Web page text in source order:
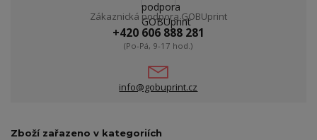
Zákaznická podpora GOBUprint
+420 606 888 281
(Po-Pá, 9-17 hod.)
info@gobuprint.cz
Zboží zařazeno v kategoriích